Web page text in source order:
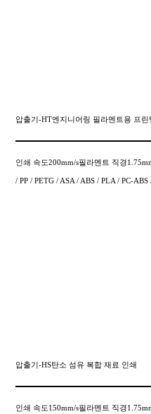
압출기-HT엔지니어링 필라멘트용 프린
인쇄 속도200mm/s필라멘트 직경
/ PP / PETG / ASA / ABS / PLA / PC-ABS
압출기-HS탄소 섬유 복합 재료 인쇄
인쇄 속도150mm/s필라멘트 직경